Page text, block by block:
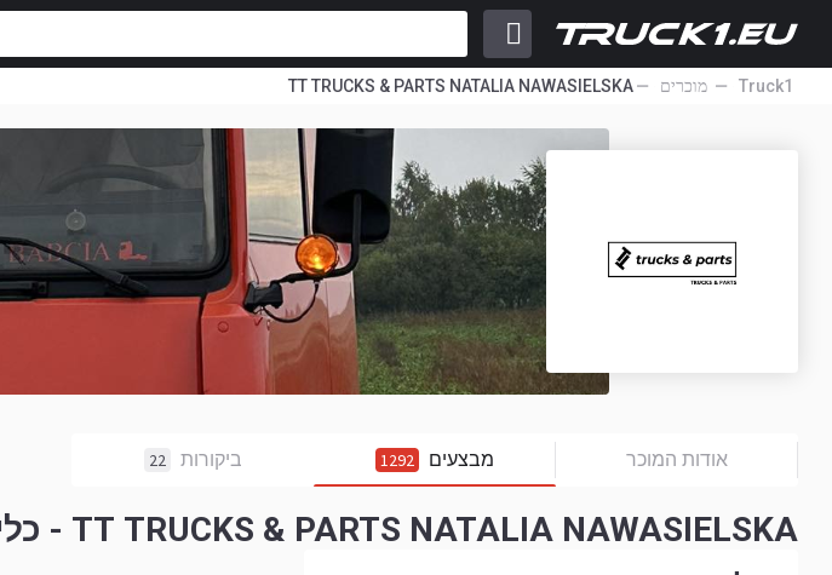
Truck1 מוכרים TT TRUCKS & PARTS NATALIA NAWASIELSKA
אודות המוכר מבצעים 1292 ביקורות 22
TT TRUCKS & PARTS NATALIA NAWASIELSKA - כלי רכב למכירה